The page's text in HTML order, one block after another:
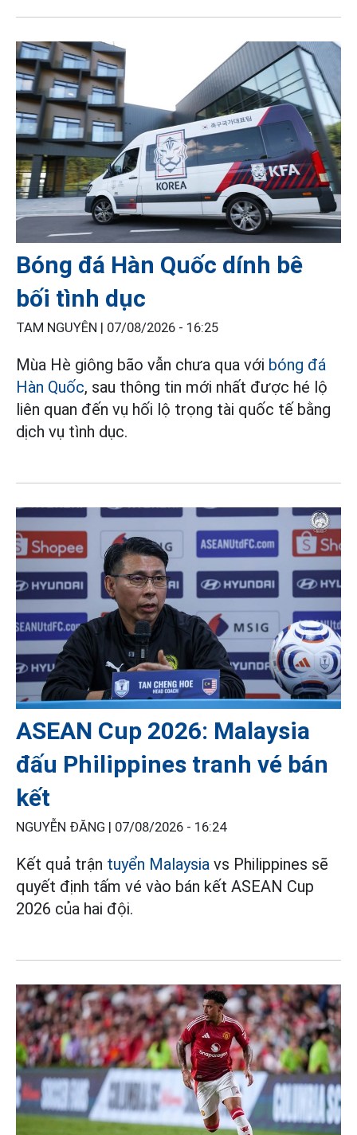
Bóng đá Hàn Quốc dính bê
bối tình dục
TAM NGUYÊN | 07/08/2026 - 16:25
Mùa Hè giông bão vẫn chưa qua với bóng đá
Hàn Quốc, sau thông tin mới nhất được hé lộ
liên quan đến vụ hối lộ trọng tài quốc tế bằng
dịch vụ tình dục.
ASEAN Cup 2026: Malaysia
đấu Philippines tranh vé bán
kết
NGUYỄN ĐĂNG | 07/08/2026 - 16:24
Kết quả trận tuyển Malaysia vs Philippines sẽ
quyết định tấm vé vào bán kết ASEAN Cup
2026 của hai đội.